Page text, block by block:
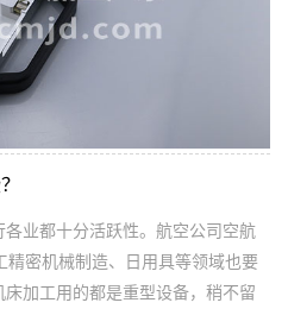
业都十分活跃性。航空公司空航
密机械制造、日用具等领域也要
加工用的都是重型设备，稍不留